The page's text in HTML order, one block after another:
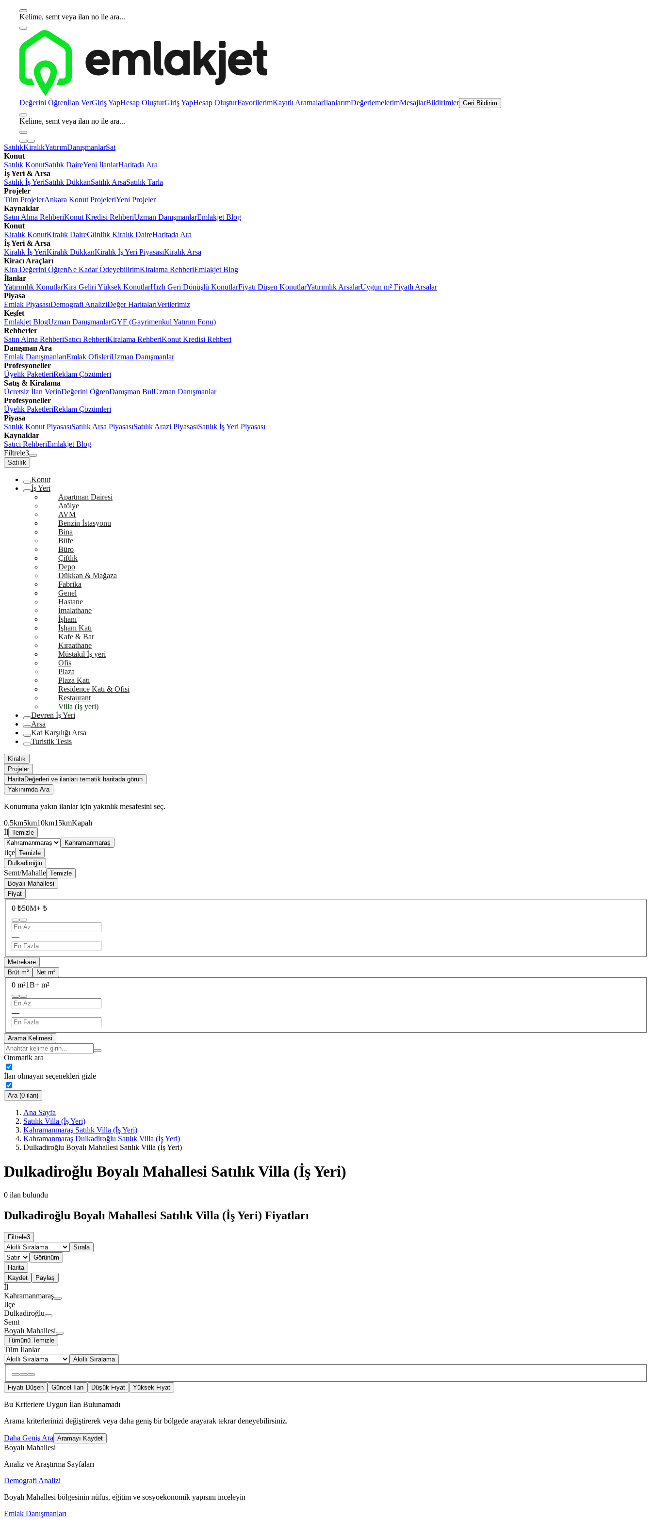
Kelime, semt veya ilan no ile ara...
Değerini Öğrenİlan VerGiriş YapHesap OluşturGiriş YapHesap OluşturFavorilerimKayıtlı AramalarİlanlarımDeğerlemelerimMesajlarBildirimler Geri Bildirim
Kelime, semt veya ilan no ile ara...
SatılıkKiralıkYatırımDanışmanlarSat
Konut
Satılık KonutSatılık DaireYeni İlanlarHaritada Ara
İş Yeri & Arsa
Satılık İş YeriSatılık DükkanSatılık ArsaSatılık Tarla
Projeler
Tüm ProjelerAnkara Konut ProjeleriYeni Projeler
Kaynaklar
Satın Alma RehberiKonut Kredisi RehberiUzman DanışmanlarEmlakjet Blog
Konut
Kiralık KonutKiralık DaireGünlük Kiralık DaireHaritada Ara
İş Yeri & Arsa
Kiralık İş YeriKiralık DükkanKiralık İş Yeri PiyasasıKiralık Arsa
Kiracı Araçları
Kira Değerini ÖğrenNe Kadar ÖdeyebilirimKiralama RehberiEmlakjet Blog
İlanlar
Yatırımlık KonutlarKira Geliri Yüksek KonutlarHızlı Geri Dönüşlü KonutlarFiyatı Düşen KonutlarYatırımlık ArsalarUygun m² Fiyatlı Arsalar
Piyasa
Emlak PiyasasıDemografi AnaliziDeğer HaritalarıVerilerimiz
Keşfet
Emlakjet BlogUzman DanışmanlarGYF (Gayrimenkul Yatırım Fonu)
Rehberler
Satın Alma RehberiSatıcı RehberiKiralama RehberiKonut Kredisi Rehberi
Danışman Ara
Emlak DanışmanlarıEmlak OfisleriUzman Danışmanlar
Profesyoneller
Üyelik PaketleriReklam Çözümleri
Satış & Kiralama
Ücretsiz İlan VerinDeğerini ÖğrenDanışman BulUzman Danışmanlar
Profesyoneller
Üyelik PaketleriReklam Çözümleri
Piyasa
Satılık Konut PiyasasıSatılık Arsa PiyasasıSatılık Arazi PiyasasıSatılık İş Yeri Piyasası
Kaynaklar
Satıcı RehberiEmlakjet Blog
Filtrele3
Satılık
Konut
İş Yeri
Apartman Dairesi
Atölye
AVM
Benzin İstasyonu
Bina
Büfe
Büro
Çiftlik
Depo
Dükkan & Mağaza
Fabrika
Genel
Hastane
İmalathane
İşhanı
İşhanı Katı
Kafe & Bar
Kıraathane
Müstakil İş yeri
Ofis
Plaza
Plaza Katı
Residence Katı & Ofisi
Restaurant
Villa (İş yeri)
Devren İş Yeri
Arsa
Kat Karşılığı Arsa
Turistik Tesis
Kiralık
Projeler
HaritaDeğerleri ve ilanları tematik haritada görün
Yakınımda Ara
Konumuna yakın ilanlar için yakınlık mesafesini seç.
0.5km5km10km15kmKapalı
İl Temizle
Kahramanmaraş
İlçe Temizle
Dulkadiroğlu
Semt/Mahalle Temizle
Boyalı Mahallesi
Fiyat
0 ₺50M+ ₺
—
Metrekare
Brüt m²
Net m²
0 m²1B+ m²
—
Arama Kelimesi
Otomatik ara
İlan olmayan seçenekleri gizle
Ara (0 ilan)
Ana Sayfa
Satılık Villa (İş Yeri)
Kahramanmaraş Satılık Villa (İş Yeri)
Kahramanmaraş Dulkadiroğlu Satılık Villa (İş Yeri)
Dulkadiroğlu Boyalı Mahallesi Satılık Villa (İş Yeri)
Dulkadiroğlu Boyalı Mahallesi Satılık Villa (İş Yeri)
0 ilan bulundu
Dulkadiroğlu Boyalı Mahallesi Satılık Villa (İş Yeri) Fiyatları
Filtrele3
Sırala
Görünüm
Harita
Kaydet
Paylaş
İl
Kahramanmaraş
İlçe
Dulkadiroğlu
Semt
Boyalı Mahallesi
Tümünü Temizle
Tüm İlanlar
Akıllı Sıralama
Fiyatı Düşen Güncel İlan Düşük Fiyat Yüksek Fiyat
Bu Kriterlere Uygun İlan Bulunamadı
Arama kriterlerinizi değiştirerek veya daha geniş bir bölgede arayarak tekrar deneyebilirsiniz.
Daha Geniş Ara Aramayı Kaydet
Boyalı Mahallesi
Analiz ve Araştırma Sayfaları
Demografi Analizi
Boyalı Mahallesi bölgesinin nüfus, eğitim ve sosyoekonomik yapısını inceleyin
Emlak Danışmanları